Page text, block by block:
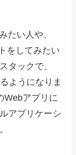
たい人や、
をしてみたい
タックで、
ようになりま
Webアプリに
アプリケーシ